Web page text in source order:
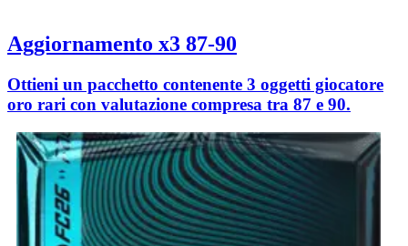
Aggiornamento x3 87-90
Ottieni un pacchetto contenente 3 oggetti giocatore
oro rari con valutazione compresa tra 87 e 90.